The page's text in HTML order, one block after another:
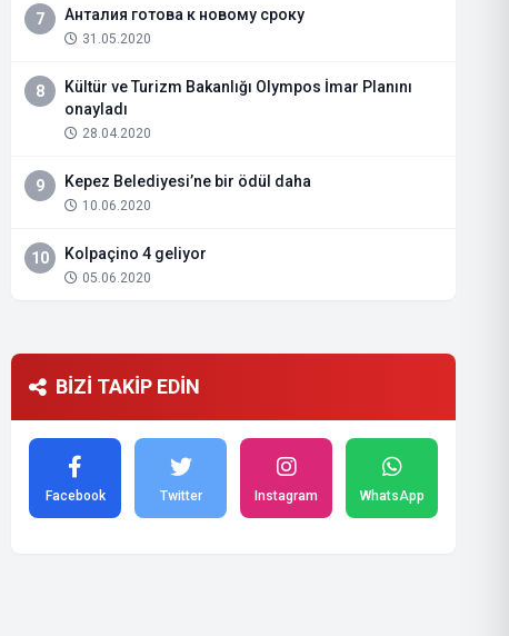
7 Анталия готова к новому сроку
31.05.2020
8
Kültür ve Turizm Bakanlığı Olympos İmar Planını
onayladı
28.04.2020
9 Kepez Belediyesi’ne bir ödül daha
10.06.2020
10 Kolpaçino 4 geliyor
05.06.2020
BİZİ TAKİP EDİN
Facebook Twitter Instagram WhatsApp